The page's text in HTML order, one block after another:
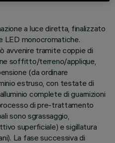
a luce diretta, finalizzato
LED monocromatiche.
avvenire tramite coppie di
soffitto/terreno/applique,
(da ordinare
estruso, con testate di
complete di guarnizioni
di pre-trattamento
sono sgrassaggio,
superficiale) e sigillatura
La fase successiva di